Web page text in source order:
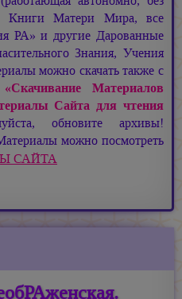
Книги Матери Мира, все
РА» и другие Дарованные
Знания, Учения
можно скачать также с
«Скачивание Материалов
Сайта для чтения
обновите архивы!
можно посмотреть
САЙТА